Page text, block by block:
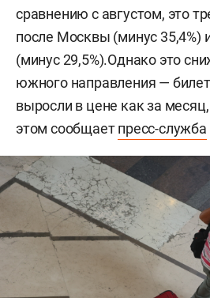
сравнению с августом, это
после Москвы (минус 35,4%)
(минус 29,5%).Однако это
южного направления —
выросли в цене как за
этом сообщаетпресс-служба